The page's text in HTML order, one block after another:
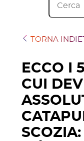
TORNA
ECCO I
CUI DEVI